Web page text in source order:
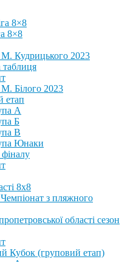
8×8
8×8
М. Кудрицького 2023
таблиця
М. Білого 2023
етап
А
Б
В
Юнаки
фіналу
8х8
з пляжного
області сезон
Кубок (груповий етап)